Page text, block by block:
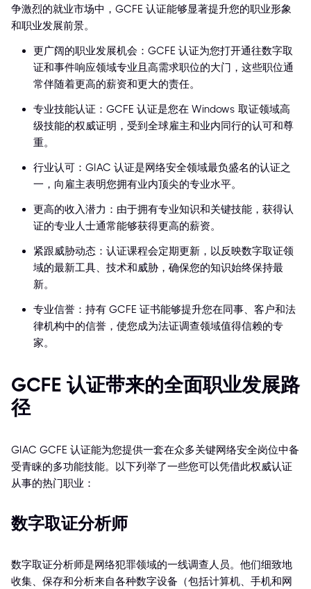
争激烈的就业市场中，GCFE 认证能够显著提升您的职业形象
和职业发展前景。
更广阔的职业发展机会：GCFE 认证为您打开通往数字取
证和事件响应领域专业且高需求职位的大门，这些职位通
常伴随着更高的薪资和更大的责任。
专业技能认证：GCFE 认证是您在 Windows 取证领域高
级技能的权威证明，受到全球雇主和业内同行的认可和尊
重。
行业认可：GIAC 认证是网络安全领域最负盛名的认证之
一，向雇主表明您拥有业内顶尖的专业水平。
更高的收入潜力：由于拥有专业知识和关键技能，获得认
证的专业人士通常能够获得更高的薪资。
紧跟威胁动态：认证课程会定期更新，以反映数字取证领
域的最新工具、技术和威胁，确保您的知识始终保持最
新。
专业信誉：持有 GCFE 证书能够提升您在同事、客户和法
律机构中的信誉，使您成为法证调查领域值得信赖的专
家。
GCFE 认证带来的全面职业发展路
径
GIAC GCFE 认证能为您提供一套在众多关键网络安全岗位中备
受青睐的多功能技能。以下列举了一些您可以凭借此权威认证
从事的热门职业：
数字取证分析师
数字取证分析师是网络犯罪领域的一线调查人员。他们细致地
收集、保存和分析来自各种数字设备（包括计算机、手机和网